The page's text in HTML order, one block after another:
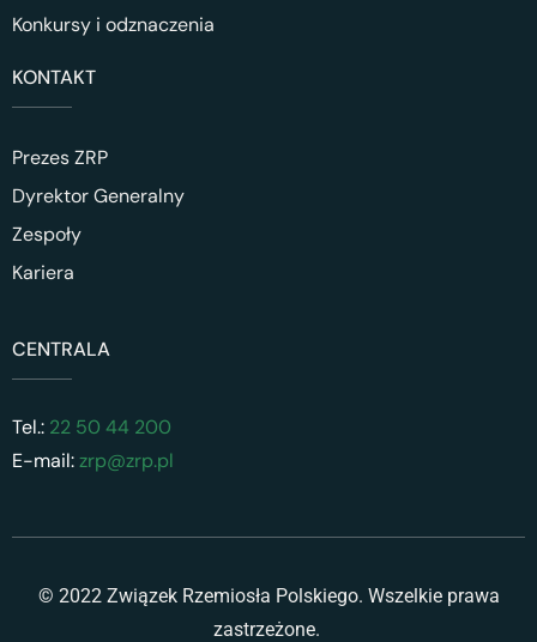
Konkursy i odznaczenia
KONTAKT
Prezes ZRP
Dyrektor Generalny
Zespoły
Kariera
CENTRALA
Tel.: 22 50 44 200
E-mail:zrp@zrp.pl
© 2022 Związek Rzemiosła Polskiego. Wszelkie prawa
zastrzeżone.